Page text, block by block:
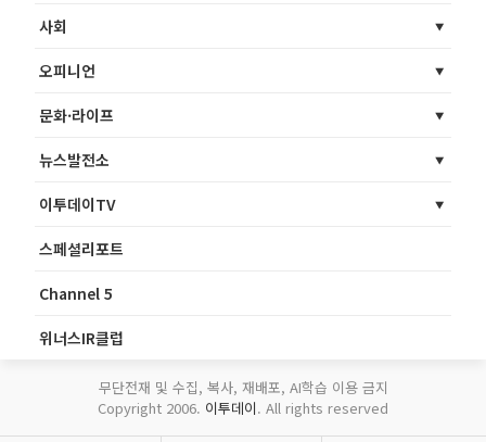
사회
오피니언
문화·라이프
뉴스발전소
이투데이TV
스페셜리포트
Channel 5
위너스IR클럽
무단전재 및 수집, 복사, 재배포, AI학습 이용 금지
Copyright 2006. 이투데이. All rights reserved